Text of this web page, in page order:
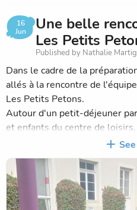
16
Jun
Une belle
Les Petits
Published by Nathalie
Dans le cadre de la
allés à la rencontre de
Les Petits Petons.
Autour d'un petit-déjeuner
et enfants du centre de
connaissance dans un
Les enfants ont également
aux grandes oreilles, qui les
cette transition vers l'école
ses aventures, il sera un